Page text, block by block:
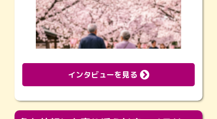
インタビューを見る